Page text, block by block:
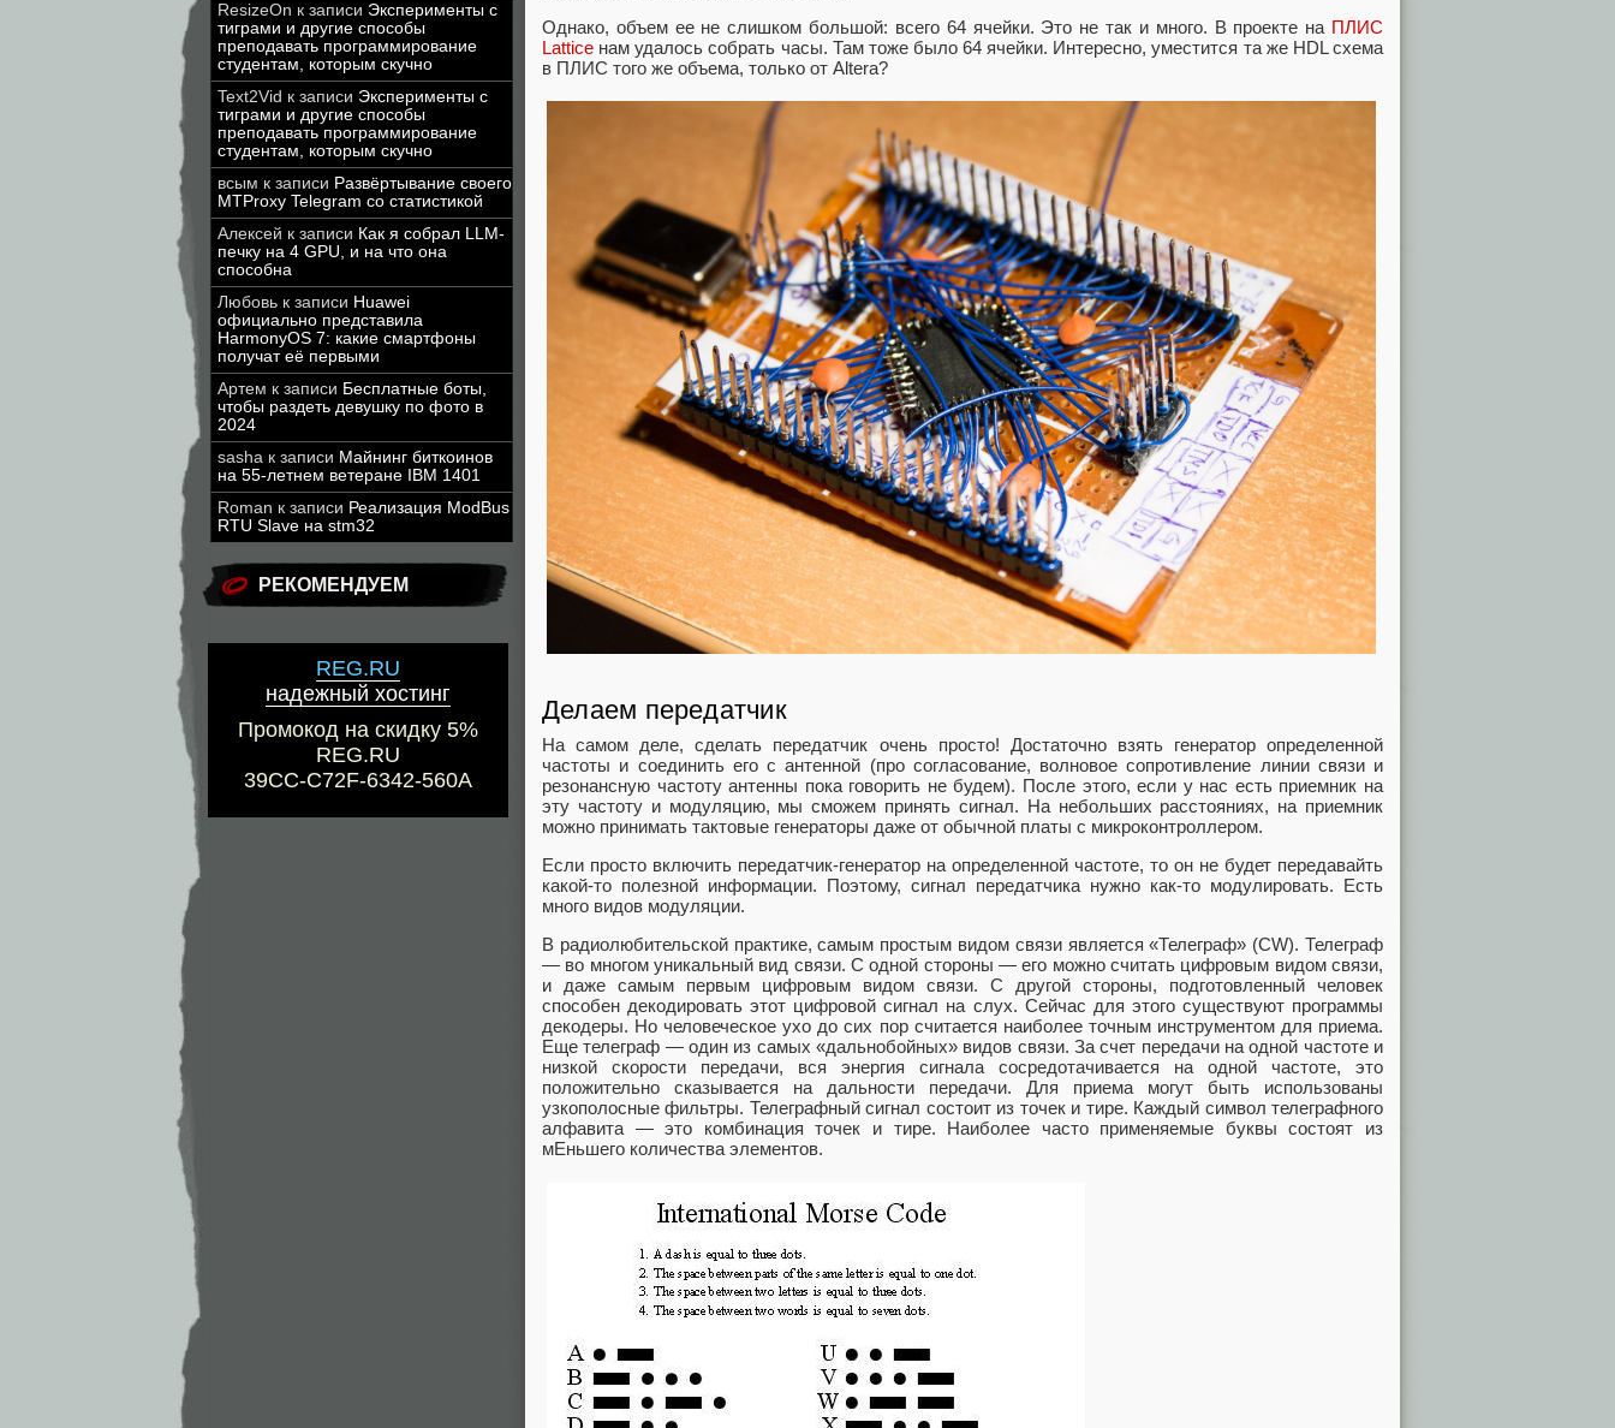
ResizeOn к записи Эксперименты с
тиграми и другие способы
преподавать программирование
студентам, которым скучно
Text2Vid к записи Эксперименты с
тиграми и другие способы
преподавать программирование
студентам, которым скучно
всым к записи Развёртывание своего
MTProxy Telegram со статистикой
Алексей к записи Как я собрал LLM-
печку на 4 GPU, и на что она
способна
Любовь к записи Huawei
официально представила
HarmonyOS 7: какие смартфоны
получат её первыми
Артем к записи Бесплатные боты,
чтобы раздеть девушку по фото в
2024
sasha к записи Майнинг биткоинов
на 55-летнем ветеране IBM 1401
Roman к записи Реализация ModBus
RTU Slave на stm32
РЕКОМЕНДУЕМ
REG.RU
надежный хостинг
Промокод на скидку 5%
REG.RU
39CC-C72F-6342-560A
Однако, объем ее не слишком большой: всего 64 ячейки. Это не так и много. В проекте на ПЛИС
Lattice нам удалось собрать часы. Там тоже было 64 ячейки. Интересно, уместится та же HDL схема
в ПЛИС того же объема, только от Altera?
Делаем передатчик
На самом деле, сделать передатчик очень просто! Достаточно взять генератор определенной
частоты и соединить его с антенной (про согласование, волновое сопротивление линии связи и
резонансную частоту антенны пока говорить не будем). После этого, если у нас есть приемник на
эту частоту и модуляцию, мы сможем принять сигнал. На небольших расстояниях, на приемник
можно принимать тактовые генераторы даже от обычной платы с микроконтроллером.
Если просто включить передатчик-генератор на определенной частоте, то он не будет передавайть
какой-то полезной информации. Поэтому, сигнал передатчика нужно как-то модулировать. Есть
много видов модуляции.
В радиолюбительской практике, самым простым видом связи является «Телеграф» (CW). Телеграф
— во многом уникальный вид связи. С одной стороны — его можно считать цифровым видом связи,
и даже самым первым цифровым видом связи. С другой стороны, подготовленный человек
способен декодировать этот цифровой сигнал на слух. Сейчас для этого существуют программы
декодеры. Но человеческое ухо до сих пор считается наиболее точным инструментом для приема.
Еще телеграф — один из самых «дальнобойных» видов связи. За счет передачи на одной частоте и
низкой скорости передачи, вся энергия сигнала сосредотачивается на одной частоте, это
положительно сказывается на дальности передачи. Для приема могут быть использованы
узкополосные фильтры. Телеграфный сигнал состоит из точек и тире. Каждый символ телеграфного
алфавита — это комбинация точек и тире. Наиболее часто применяемые буквы состоят из
мЕньшего количества элементов.